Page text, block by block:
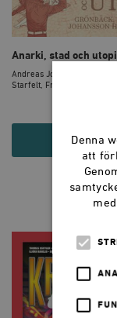
Anarki, stad och utopi
Andreas Johansson Heinö,
Starfelt, Fredr...
215 KR
Denna
att